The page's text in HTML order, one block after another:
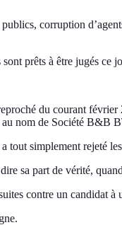
corruption
prêts à être jugés ce
du courant
nom de Société B&B
tout simplement rejeté
sa part de vérité,
contre un candidat à